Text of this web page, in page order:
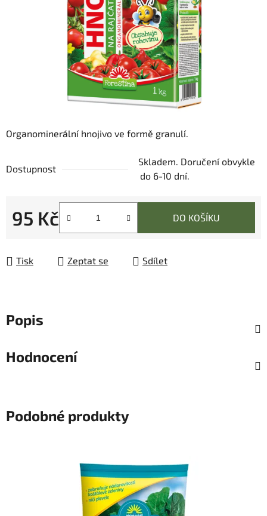
Organominerální hnojivo ve formě granulí.
Dostupnost
Skladem. Doručení obvykle
do 6-10 dní.
95 Kč
Měrná cena:
DO KOŠÍKU
Tisk Zeptat se Sdílet
Popis
Hodnocení
Podobné produkty